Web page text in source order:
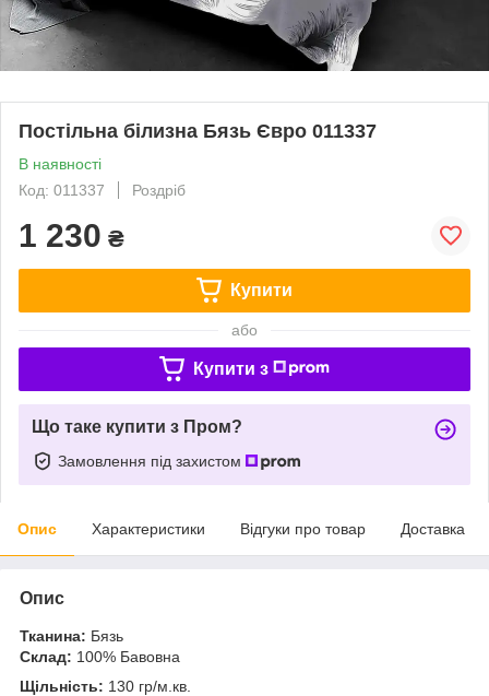
Постільна білизна Бязь Євро 011337
В наявності
Код: 011337
Роздріб
1 230 ₴
Купити
або
Купити з
Що таке купити з Пром?
Замовлення під захистом
Опис Характеристики Відгуки про товар Доставка
Опис
Тканина: Бязь
Склад: 100% Бавовна
Щільність: 130 гр/м.кв.